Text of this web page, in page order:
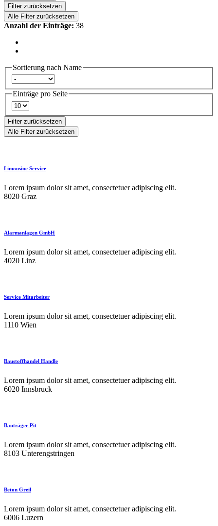
Filter zurücksetzen
Alle Filter zurücksetzen
Anzahl der Einträge: 38
Sortierung nach Name
Einträge pro Seite
Filter zurücksetzen
Alle Filter zurücksetzen
Limousine Service
Lorem ipsum dolor sit amet, consectetuer adipiscing elit.
8020 Graz
Alarmanlagen GmbH
Lorem ipsum dolor sit amet, consectetuer adipiscing elit.
4020 Linz
Service Mitarbeiter
Lorem ipsum dolor sit amet, consectetuer adipiscing elit.
1110 Wien
Baustoffhandel Handle
Lorem ipsum dolor sit amet, consectetuer adipiscing elit.
6020 Innsbruck
Bauträger Pit
Lorem ipsum dolor sit amet, consectetuer adipiscing elit.
8103 Unterengstringen
Beton Greil
Lorem ipsum dolor sit amet, consectetuer adipiscing elit.
6006 Luzern